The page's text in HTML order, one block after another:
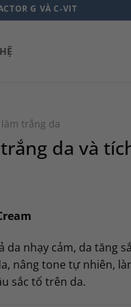
VÀ C-VIT
trắng da
da và
da nhạy cảm, da tăng
nâng tone tự nhiên,
sắc tố trên da.